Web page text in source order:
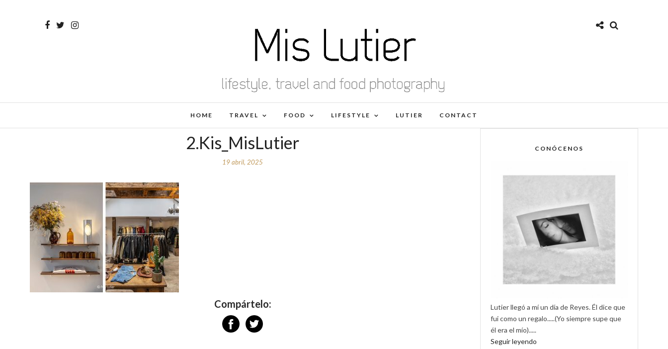
HOME TRAVEL FOOD LIFESTYLE LUTIER CONTACT
2.Kis_MisLutier
19 abril, 2025
Compártelo:
CONÓCENOS
Lutier llegó a mí un día de Reyes. Él dice que
fui como un regalo.....(Yo siempre supe que
él era el mío).....
Seguir leyendo